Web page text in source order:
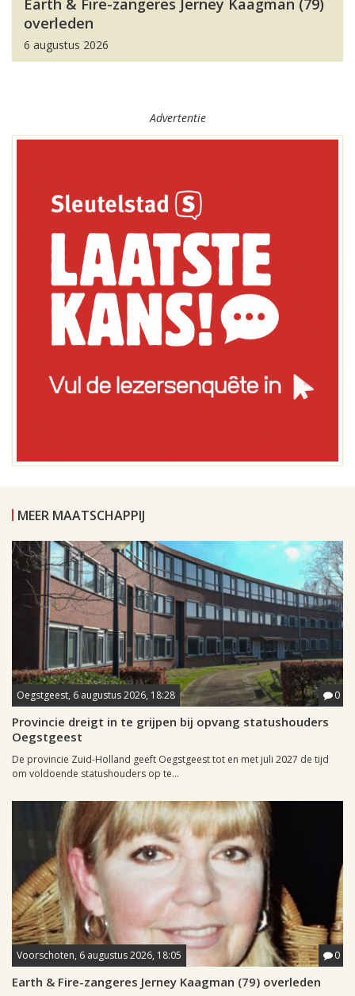
Earth & Fire-zangeres Jerney Kaagman (79)
overleden
6 augustus 2026
Advertentie
MEER MAATSCHAPPIJ
Oegstgeest, 6 augustus 2026, 18:28 0
Provincie dreigt in te grijpen bij opvang statushouders
Oegstgeest
De provincie Zuid-Holland geeft Oegstgeest tot en met juli 2027 de tijd
om voldoende statushouders op te...
Voorschoten, 6 augustus 2026, 18:05 0
Earth & Fire-zangeres Jerney Kaagman (79) overleden